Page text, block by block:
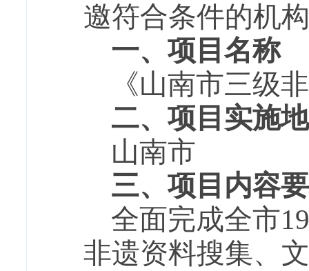
邀符合条件的机
一、项目名称
《山南市三级
二、项目实施
山南市
三、项目内容
全面完成全市
非遗资料搜集、